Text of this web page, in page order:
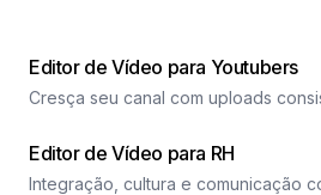
Editor de Vídeo para Youtubers
Cresça seu canal com uploads
Editor de Vídeo para RH
Integração, cultura e comunicação